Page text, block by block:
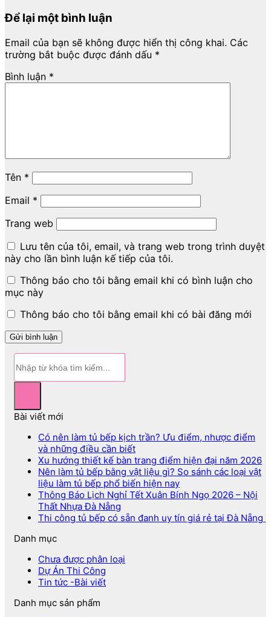
Để lại một bình luận
Email của bạn sẽ không được hiển thị công khai. Các
trường bắt buộc được đánh dấu *
Bình luận *
Tên *
Email *
Trang web
Lưu tên của tôi, email, và trang web trong trình duyệt
này cho lần bình luận kế tiếp của tôi.
Thông báo cho tôi bằng email khi có bình luận cho
mục này
Thông báo cho tôi bằng email khi có bài đăng mới
Bài viết mới
Có nên làm tủ bếp kịch trần? Ưu điểm, nhược điểm
và những điều cần biết
Xu hướng thiết kế bàn trang điểm hiện đại năm 2026
Nên làm tủ bếp bằng vật liệu gì? So sánh các loại vật
liệu làm tủ bếp phổ biến hiện nay
Thông Báo Lịch Nghỉ Tết Xuân Bính Ngọ 2026 – Nội
Thất Nhựa Đà Nẵng
Thi công tủ bếp có sẵn đanh uy tín giá rẻ tại Đà Nẵng
Danh mục
Chưa được phân loại
Dự Án Thi Công
Tin tức -Bài viết
Danh mục sản phẩm